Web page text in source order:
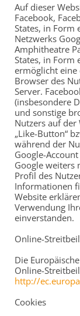
Auf dieser
Facebook,
States, in Form
Netzwerks
Amphitheatre
States, in Form
ermöglicht eine
Browser des
Server.
(insbesondere
und sonstige
Nutzers auf der
„Like-Button“
während der
Google-
Google weiters
Profil des
Informationen
Website
Verwendung
einverstanden.
Online-
Die
Online-
http://
Cookies